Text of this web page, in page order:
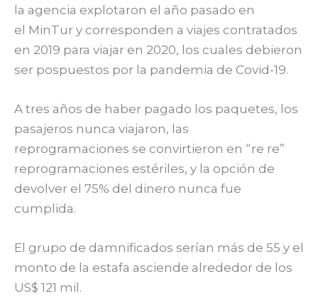
la agencia explotaron el año pasado en
el MinTur y corresponden a viajes contratados
en 2019 para viajar en 2020, los cuales debieron
ser pospuestos por la pandemia de Covid-19.
A tres años de haber pagado los paquetes, los
pasajeros nunca viajaron, las
reprogramaciones se convirtieron en “re re”
reprogramaciones estériles, y la opción de
devolver el 75% del dinero nunca fue
cumplida.
El grupo de damnificados serían más de 55 y el
monto de la estafa asciende alrededor de los
US$ 121 mil.